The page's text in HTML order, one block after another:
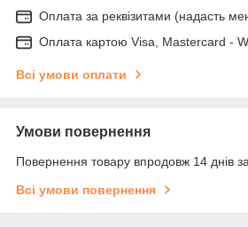
Оплата за реквізитами (надасть
Оплата картою Visa, Mastercard -
Всі умови оплати
Умови повернення
Повернення товару впродовж 14 днів
Всі умови повернення